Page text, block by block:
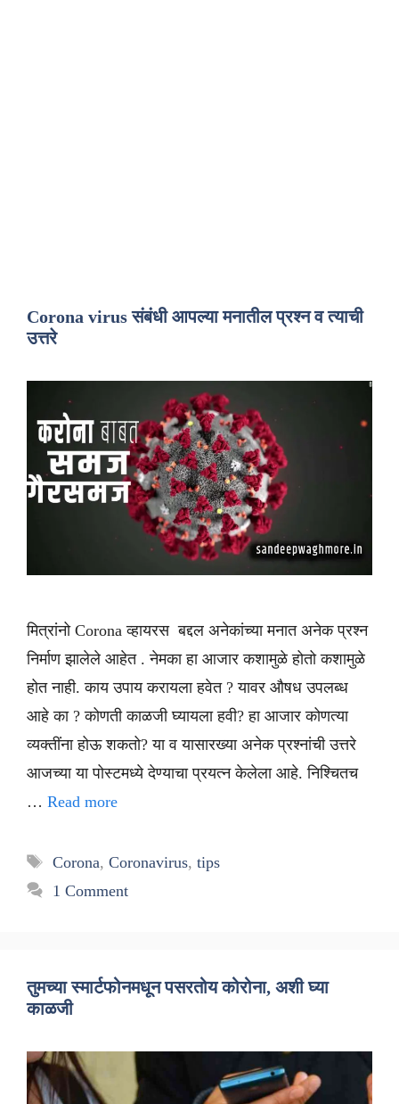
Corona virus संबंधी आपल्या मनातील प्रश्न व त्याची
उत्तरे
मित्रांनो Corona व्हायरस बद्दल अनेकांच्या मनात अनेक प्रश्न
निर्माण झालेले आहेत . नेमका हा आजार कशामुळे होतो कशामुळे
होत नाही. काय उपाय करायला हवेत ? यावर औषध उपलब्ध
आहे का ? कोणती काळजी घ्यायला हवी? हा आजार कोणत्या
व्यक्तींना होऊ शकतो? या व यासारख्या अनेक प्रश्नांची उत्तरे
आजच्या या पोस्टमध्ये देण्याचा प्रयत्न केलेला आहे. निश्चितच
… Read more
Tags
Corona, Coronavirus, tips
1 Comment
तुमच्या स्मार्टफोनमधून पसरतोय कोरोना, अशी घ्या
काळजी